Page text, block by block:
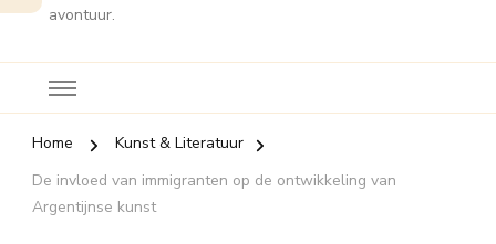
avontuur.
Home
Kunst & Literatuur
De invloed van immigranten op de ontwikkeling van
Argentijnse kunst